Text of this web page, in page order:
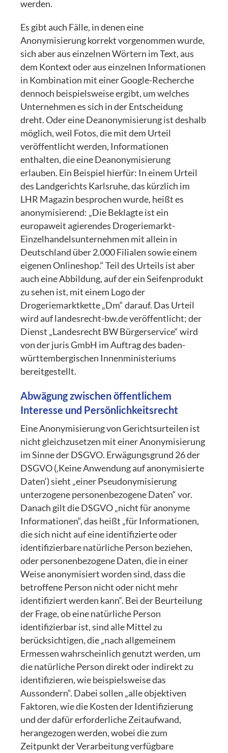
werden.
Es gibt auch Fälle, in denen eine
Anonymisierung korrekt vorgenommen wurde,
sich aber aus einzelnen Wörtern im Text, aus
dem Kontext oder aus einzelnen Informationen
in Kombination mit einer Google-Recherche
dennoch beispielsweise ergibt, um welches
Unternehmen es sich in der Entscheidung
dreht. Oder eine Deanonymisierung ist deshalb
möglich, weil Fotos, die mit dem Urteil
veröffentlicht werden, Informationen
enthalten, die eine Deanonymisierung
erlauben. Ein Beispiel hierfür: In einem Urteil
des Landgerichts Karlsruhe, das kürzlich im
LHR Magazin besprochen wurde, heißt es
anonymisierend: „Die Beklagte ist ein
europaweit agierendes Drogeriemarkt-
Einzelhandelsunternehmen mit allein in
Deutschland über 2.000 Filialen sowie einem
eigenen Onlineshop.“ Teil des Urteils ist aber
auch eine Abbildung, auf der ein Seifenprodukt
zu sehen ist, mit einem Logo der
Drogeriemarktkette „Dm“ darauf. Das Urteil
wird auf landesrecht-bw.de veröffentlicht; der
Dienst „Landesrecht BW Bürgerservice“ wird
von der juris GmbH im Auftrag des baden-
württembergischen Innenministeriums
bereitgestellt.
Abwägung zwischen öffentlichem
Interesse und Persönlichkeitsrecht
Eine Anonymisierung von Gerichtsurteilen ist
nicht gleichzusetzen mit einer Anonymisierung
im Sinne der DSGVO. Erwägungsgrund 26 der
DSGVO (‚Keine Anwendung auf anonymisierte
Daten‘) sieht „einer Pseudonymisierung
unterzogene personenbezogene Daten“ vor.
Danach gilt die DSGVO „nicht für anonyme
Informationen“, das heißt „für Informationen,
die sich nicht auf eine identifizierte oder
identifizierbare natürliche Person beziehen,
oder personenbezogene Daten, die in einer
Weise anonymisiert worden sind, dass die
betroffene Person nicht oder nicht mehr
identifiziert werden kann“. Bei der Beurteilung
der Frage, ob eine natürliche Person
identifizierbar ist, sind alle Mittel zu
berücksichtigen, die „nach allgemeinem
Ermessen wahrscheinlich genutzt werden, um
die natürliche Person direkt oder indirekt zu
identifizieren, wie beispielsweise das
Aussondern“. Dabei sollen „alle objektiven
Faktoren, wie die Kosten der Identifizierung
und der dafür erforderliche Zeitaufwand,
herangezogen werden, wobei die zum
Zeitpunkt der Verarbeitung verfügbare